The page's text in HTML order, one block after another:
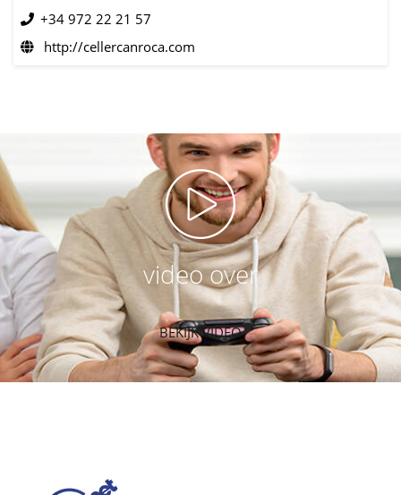
+34 972 22 21 57
http://cellercanroca.com
video over
BEKIJK VIDEO